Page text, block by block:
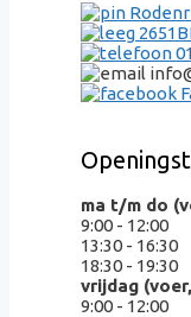
ma t/m do
9:00 - 12:00
13:30 - 16:30
18:30 - 19:30
vrijdag
9:00 - 12:00